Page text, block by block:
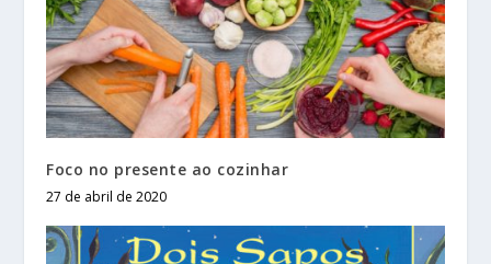
Foco no presente ao cozinhar
27 de abril de 2020